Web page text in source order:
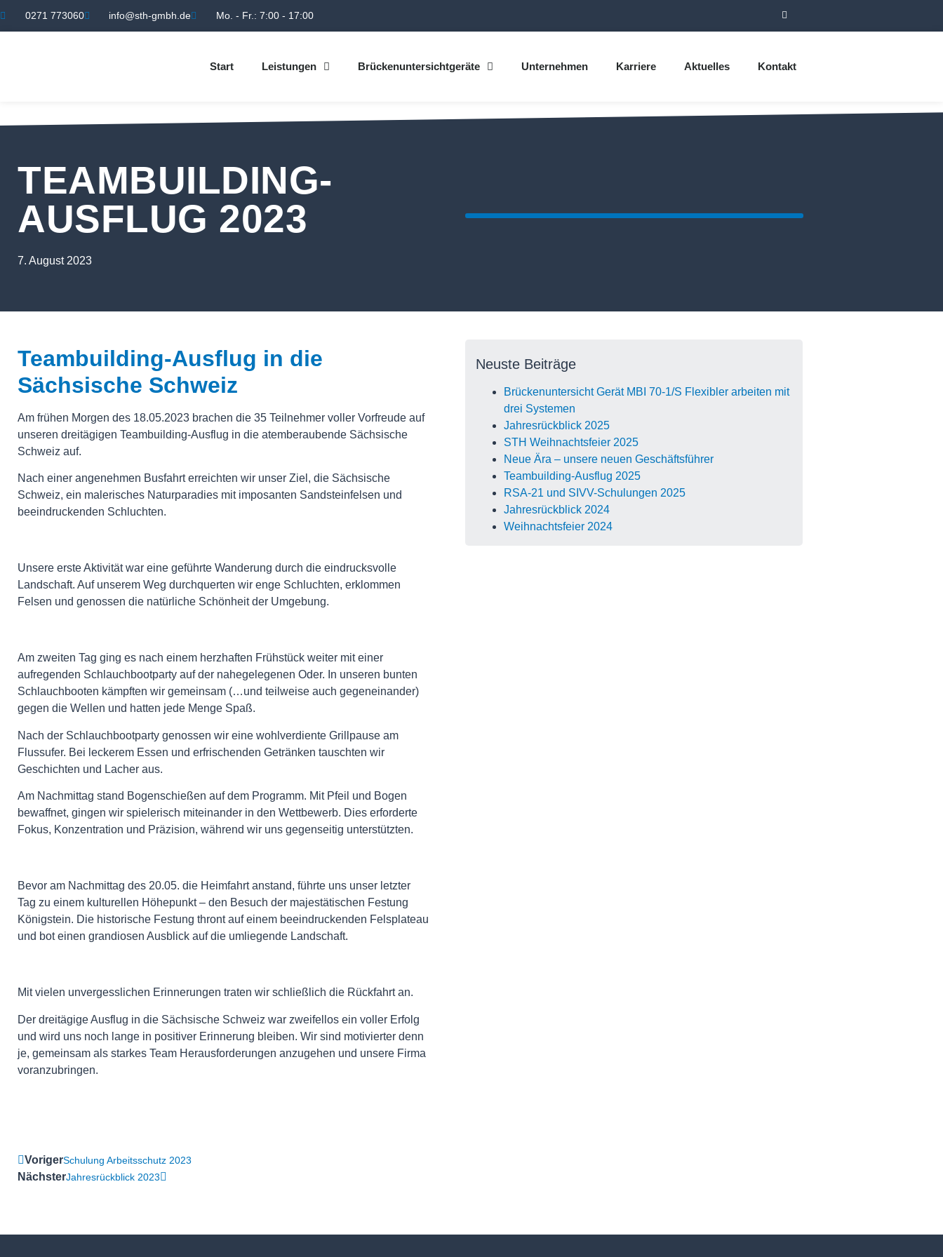
0271 773060 info@sth-gmbh.de Mo. - Fr.: 7:00 - 17:00
Start Leistungen Brückenuntersichtgeräte Unternehmen Karriere Aktuelles Kontakt
TEAMBUILDING-
AUSFLUG 2023
7. August 2023
Teambuilding-Ausflug in die
Sächsische Schweiz
Am frühen Morgen des 18.05.2023 brachen die 35 Teilnehmer voller Vorfreude auf
unseren dreitägigen Teambuilding-Ausflug in die atemberaubende Sächsische
Schweiz auf.
Nach einer angenehmen Busfahrt erreichten wir unser Ziel, die Sächsische
Schweiz, ein malerisches Naturparadies mit imposanten Sandsteinfelsen und
beeindruckenden Schluchten.
Unsere erste Aktivität war eine geführte Wanderung durch die eindrucksvolle
Landschaft. Auf unserem Weg durchquerten wir enge Schluchten, erklommen
Felsen und genossen die natürliche Schönheit der Umgebung.
Am zweiten Tag ging es nach einem herzhaften Frühstück weiter mit einer
aufregenden Schlauchbootparty auf der nahegelegenen Oder. In unseren bunten
Schlauchbooten kämpften wir gemeinsam (…und teilweise auch gegeneinander)
gegen die Wellen und hatten jede Menge Spaß.
Nach der Schlauchbootparty genossen wir eine wohlverdiente Grillpause am
Flussufer. Bei leckerem Essen und erfrischenden Getränken tauschten wir
Geschichten und Lacher aus.
Am Nachmittag stand Bogenschießen auf dem Programm. Mit Pfeil und Bogen
bewaffnet, gingen wir spielerisch miteinander in den Wettbewerb. Dies erforderte
Fokus, Konzentration und Präzision, während wir uns gegenseitig unterstützten.
Bevor am Nachmittag des 20.05. die Heimfahrt anstand, führte uns unser letzter
Tag zu einem kulturellen Höhepunkt – den Besuch der majestätischen Festung
Königstein. Die historische Festung thront auf einem beeindruckenden Felsplateau
und bot einen grandiosen Ausblick auf die umliegende Landschaft.
Mit vielen unvergesslichen Erinnerungen traten wir schließlich die Rückfahrt an.
Der dreitägige Ausflug in die Sächsische Schweiz war zweifellos ein voller Erfolg
und wird uns noch lange in positiver Erinnerung bleiben. Wir sind motivierter denn
je, gemeinsam als starkes Team Herausforderungen anzugehen und unsere Firma
voranzubringen.
Neuste Beiträge
Brückenuntersicht Gerät MBI 70-1/S Flexibler arbeiten mit
drei Systemen
Jahresrückblick 2025
STH Weihnachtsfeier 2025
Neue Ära – unsere neuen Geschäftsführer
Teambuilding-Ausflug 2025
RSA-21 und SIVV-Schulungen 2025
Jahresrückblick 2024
Weihnachtsfeier 2024
VorigerSchulung Arbeitsschutz 2023
NächsterJahresrückblick 2023